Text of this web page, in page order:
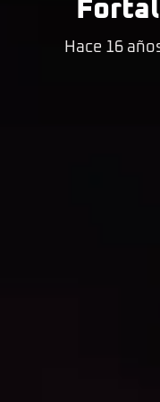
Hace 16